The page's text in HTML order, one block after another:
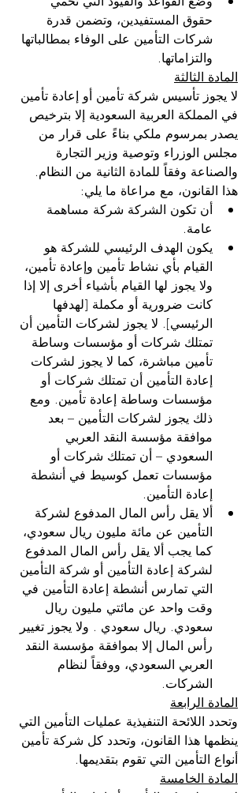
حقوق المستفيدين، وتضمن قدرة
شركات التأمين على الوفاء بمطالباتها
والتزاماتها.
المادة الثالثة
لا يجوز تأسيس شركة تأمين أو إعادة تأمين
في المملكة العربية السعودية إلا بترخيص
يصدر بمرسوم ملكي بناءً على قرار من
مجلس الوزراء وتوصية وزير التجارة
والصناعة وفقاً للمادة الثانية من النظام.
هذا القانون، مع مراعاة ما يلي:
أن تكون الشركة شركة مساهمة
عامة.
يكون الهدف الرئيسي للشركة هو
القيام بأي نشاط تأمين وإعادة تأمين،
ولا يجوز لها القيام بأشياء أخرى إلا إذا
كانت ضرورية أو مكملة [لهدفها
الرئيسي]. لا يجوز لشركات التأمين أن
تمتلك شركات أو مؤسسات وساطة
تأمين مباشرة، كما لا يجوز لشركات
إعادة التأمين أن تمتلك شركات أو
مؤسسات وساطة إعادة تأمين. ومع
ذلك يجوز لشركات التأمين – بعد
موافقة مؤسسة النقد العربي
السعودي – أن تمتلك شركات أو
مؤسسات تعمل كوسيط في أنشطة
إعادة التأمين.
ألا يقل رأس المال المدفوع لشركة
التأمين عن مائة مليون ريال سعودي،
كما يجب ألا يقل رأس المال المدفوع
لشركة إعادة التأمين أو شركة التأمين
التي تمارس أنشطة إعادة التأمين في
وقت واحد عن مائتي مليون ريال
سعودي. ريال سعودي . ولا يجوز تغيير
رأس المال إلا بموافقة مؤسسة النقد
العربي السعودي، ووفقاً لنظام
الشركات.
المادة الرابعة
وتحدد اللائحة التنفيذية عمليات التأمين التي
ينظمها هذا القانون، وتحدد كل شركة تأمين
أنواع التأمين التي تقوم بتقديمها.
المادة الخامسة